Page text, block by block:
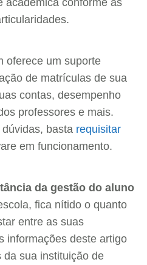
oferece um suporte
de matrículas de sua
contas, desempenho
professores e mais.
basta requisitar
em funcionamento.
da gestão do aluno
fica nítido o quanto
entre as suas
informações deste artigo
da sua instituição de